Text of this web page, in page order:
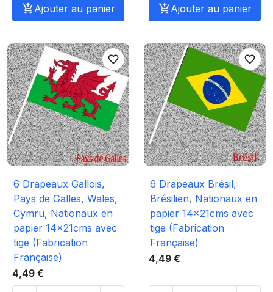
Ajouter au panier Ajouter au panier
favorite_border
6 Drapeaux Gallois,
Pays de Galles, Wales,
Cymru, Nationaux en
papier 14x21cms avec
tige (Fabrication
Française)
4,49 €
favorite_border
6 Drapeaux Brésil,
Brésilien, Nationaux en
papier 14x21cms avec
tige (Fabrication
Française)
4,49 €